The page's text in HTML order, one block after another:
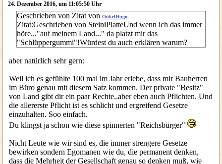
24. Dezember 2016, um 11:05:50 Uhr
Geschrieben von Zitat von OnkelHugo
Zitat:Geschrieben von SteiniPlatteUnd wenn ich das immer
höre..."auf meinem Land..." da platzt mir das
"Schlüppergummi"!Würdest du auch erklären warum?
aber natürlich sehr gern:
Weil ich es gefühlte 100 mal im Jahr erlebe, dass mir Bauherren
im Büro genau mit diesem Satz kommen. Der private "Besitz"
von Land gibt dir ein paar Rechte..aber eben auch Pflichten. Und
die allererste Pflicht ist es schlicht und ergreifend Gesetze
einzuhalten. Soo einfach.
Du klingst ja schon wie diese spinnerten "Reichsbürger"
Nicht Leute wie wir sind es, die immer strengere Gesetze
bewirken sondern Egomanen wie du, die permanent denken,
dass die Mehrheit der Gesellschaft genau so denken muß, wie